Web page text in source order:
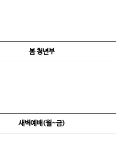
봄 청년부
새벽예배(월~금)